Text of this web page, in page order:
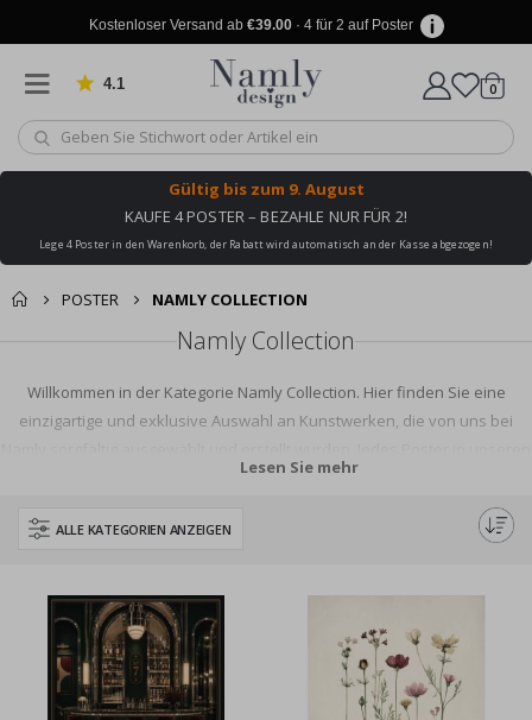
Kostenloser Versand ab €39.00· 4 für 2 auf Poster
4.1 von 1031 Bewertungen
Wagen
0
Gültig bis zum 9. August
KAUFE 4 POSTER – BEZAHLE NUR FÜR 2!
Lege 4 Poster in den Warenkorb, der Rabatt wird automatisch an der Kasse abgezogen!
POSTER NAMLY COLLECTION
Namly Collection
Willkommen in der Kategorie Namly Collection. Hier finden Sie eine
einzigartige und exklusive Auswahl an Kunstwerken, die von uns bei
Kollektionen hat seinen eigenen Ausdruck und wurde ausgewählt, um
Ihrem Zuhause Persönlichkeit, Atmosphäre und Stil zu verleihen.
Entdecken Sie heute die Schönheit von Kunst und Design mit der Namly
Lesen Sie mehr
ALLE KATEGORIEN ANZEIGEN